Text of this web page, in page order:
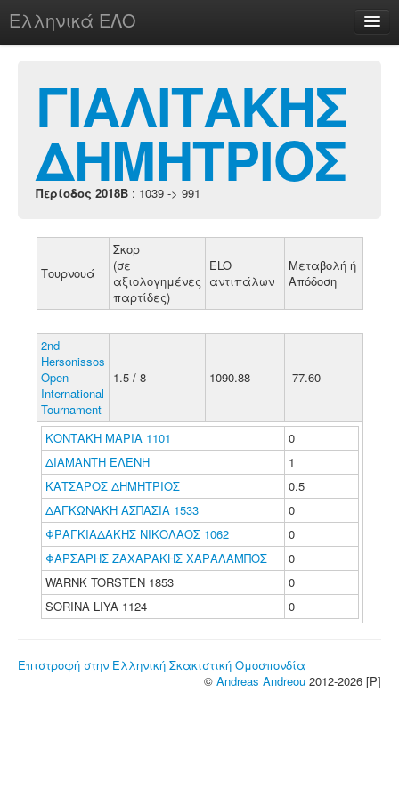
Ελληνικά ΕΛΟ
chesstu.be @ discord
Login
ΓΙΑΛΙΤΑΚΗΣ
ΔΗΜΗΤΡΙΟΣ
Περίοδος 2018B : 1039 -> 991
Τουρνουά
Σκορ
(σε
αξιολογημένες
παρτίδες)
ELO
αντιπάλων
Μεταβολή ή
Απόδοση
2nd
Hersonissos
Open
International
Tournament
1.5 / 8 1090.88 -77.60
ΚΟΝΤΑΚΗ ΜΑΡΙΑ 1101
0
ΔΙΑΜΑΝΤΗ ΕΛΕΝΗ
1
ΚΑΤΣΑΡΟΣ ΔΗΜΗΤΡΙΟΣ
0.5
ΔΑΓΚΩΝΑΚΗ ΑΣΠΑΣΙΑ 1533
0
ΦΡΑΓΚΙΑΔΑΚΗΣ ΝΙΚΟΛΑΟΣ 1062
0
ΦΑΡΣΑΡΗΣ ΖΑΧΑΡΑΚΗΣ ΧΑΡΑΛΑΜΠΟΣ
0
WARNK TORSTEN 1853
0
SORINA LIYA 1124
0
Επιστροφή στην Ελληνική Σκακιστική Ομοσπονδία
© Andreas Andreou 2012-2026 [P]